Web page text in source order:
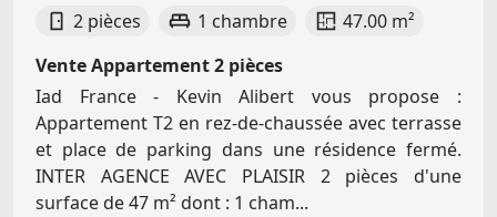
2 pièces 1 chambre
47.00 m²
Vente Appartement 2 pièces
Iad France - Kevin Alibert vous propose :
Appartement T2 en rez-de-chaussée avec terrasse
et place de parking dans une résidence fermé.
INTER AGENCE AVEC PLAISIR 2 pièces d'une
surface de 47 m² dont : 1 cham...